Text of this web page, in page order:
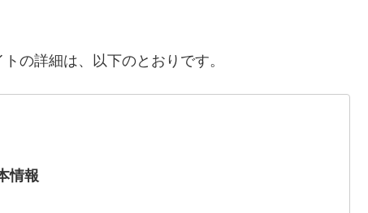
の詳細は、以下のとおりです。
情報